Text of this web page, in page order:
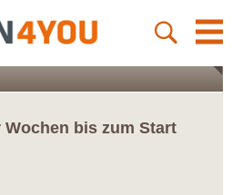
bis zum Start